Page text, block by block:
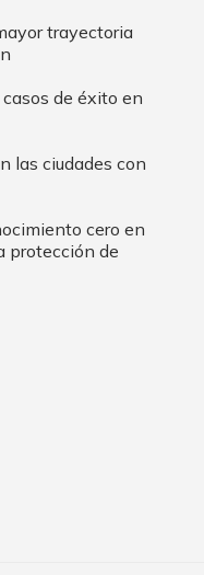
trayectoria
de éxito en
las ciudades con
cero en
protección de